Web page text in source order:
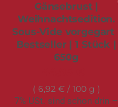
Gänsebrust |
Weihnachtsedition.
Sous-Vide vorgegart |
Bestseller | 1 Stück |
650g
6,92 €/ 100 g
7% USt. sind schon drin –